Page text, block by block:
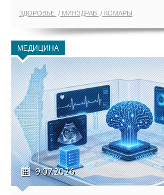
ЗДОРОВЬЕ МИНЗДРАВ КОМАРЫ
МЕДИЦИНА
9.07.2026